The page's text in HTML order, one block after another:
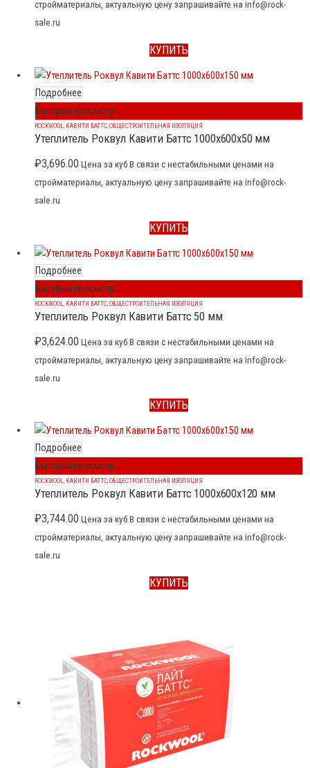
стройматериалы, актуальную цену запрашивайте на info@rock-
sale.ru
КУПИТЬ
Подробнее
Быстрый просмотр
ROCKWOOL КАВИТИ БАТТС ОБЩЕСТРОИТЕЛЬНАЯ ИЗОЛЯЦИЯ
Утеплитель Роквул Кавити Баттс 1000x600x50 мм
₽3,696.00 Цена за куб В связи с нестабильными ценами на
стройматериалы, актуальную цену запрашивайте на info@rock-
sale.ru
КУПИТЬ
Подробнее
Быстрый просмотр
ROCKWOOL КАВИТИ БАТТС ОБЩЕСТРОИТЕЛЬНАЯ ИЗОЛЯЦИЯ
Утеплитель Роквул Кавити Баттс 50 мм
₽3,624.00 Цена за куб В связи с нестабильными ценами на
стройматериалы, актуальную цену запрашивайте на info@rock-
sale.ru
КУПИТЬ
Подробнее
Быстрый просмотр
ROCKWOOL КАВИТИ БАТТС ОБЩЕСТРОИТЕЛЬНАЯ ИЗОЛЯЦИЯ
Утеплитель Роквул Кавити Баттс 1000x600x120 мм
₽3,744.00 Цена за куб В связи с нестабильными ценами на
стройматериалы, актуальную цену запрашивайте на info@rock-
sale.ru
КУПИТЬ